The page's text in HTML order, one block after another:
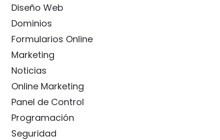
Diseño Web
Dominios
Formularios Online
Marketing
Noticias
Online Marketing
Panel de Control
Programación
Seguridad